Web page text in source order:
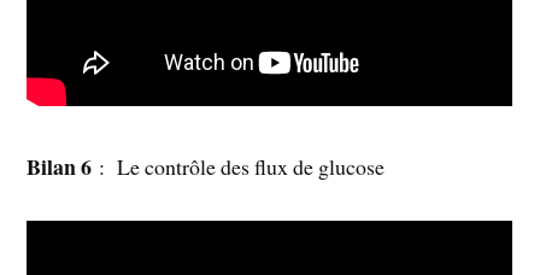
Bilan 6 : Le contrôle des flux de glucose